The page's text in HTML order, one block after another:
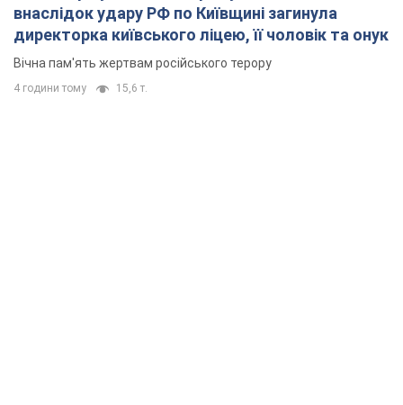
внаслідок удару РФ по Київщині загинула
директорка київського ліцею, її чоловік та онук
Вічна пам'ять жертвам російського терору
4 години тому 15,6 т.